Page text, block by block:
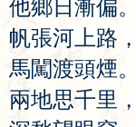
他鄉日 漸偏。
帆張河 上路 ，
馬闖渡頭煙。
兩地思千里 ，